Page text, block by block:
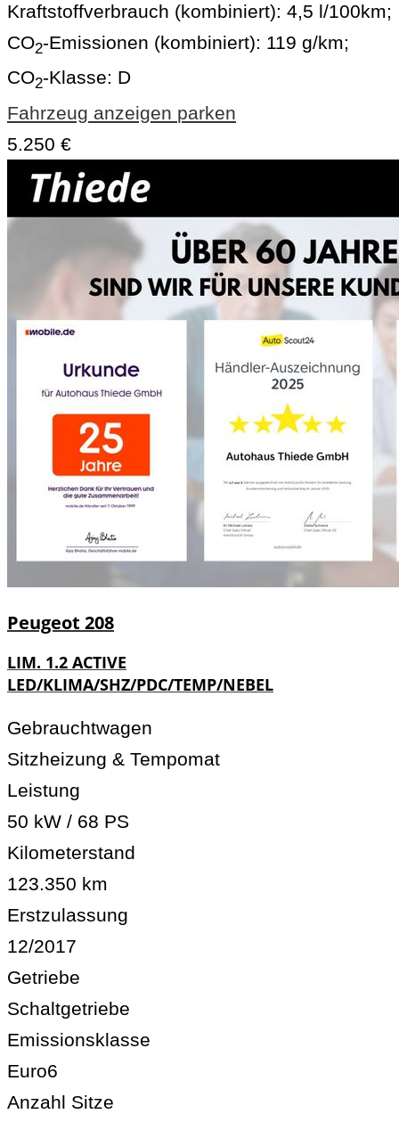
Kraftstoffverbrauch (kombiniert): 4,5 l/100km;
CO2-Emissionen (kombiniert): 119 g/km;
CO2-Klasse: D
Fahrzeug anzeigen parken
5.250 €
Peugeot 208
LIM. 1.2 ACTIVE
LED/KLIMA/SHZ/PDC/TEMP/NEBEL
Gebrauchtwagen
Sitzheizung & Tempomat
Leistung
50 kW / 68 PS
Kilometerstand
123.350 km
Erstzulassung
12/2017
Getriebe
Schaltgetriebe
Emissionsklasse
Euro6
Anzahl Sitze